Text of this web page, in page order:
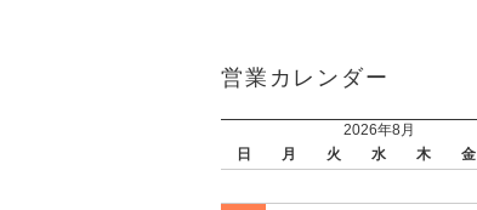
営業カレンダー
2026年8月
日
月 火 水 木 金